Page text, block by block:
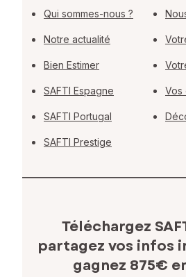
Qui sommes-nous ?
Notre actualité
Bien Estimer
SAFTI Espagne
SAFTI Portugal
SAFTI Prestige
Vos
Téléchargez
partagez vos infos
gagnez 875€